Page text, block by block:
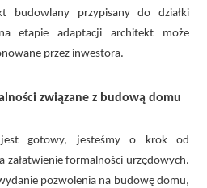
budowlany przypisany do działki
etapie adaptacji architekt może
przez inwestora.
związane z budową domu
gotowy, jesteśmy o krok od
załatwienie formalności urzędowych.
pozwolenia na budowę domu,